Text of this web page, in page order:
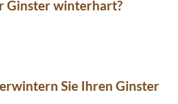
Ginster winterhart?
Sie Ihren Ginster